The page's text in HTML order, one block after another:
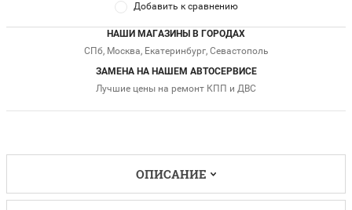
Добавить к сравнению
НАШИ МАГАЗИНЫ В ГОРОДАХ
СПб, Москва, Екатеринбург, Севастополь
ЗАМЕНА НА НАШЕМ АВТОСЕРВИСЕ
Лучшие цены на ремонт КПП и ДВС
ОПИСАНИЕ